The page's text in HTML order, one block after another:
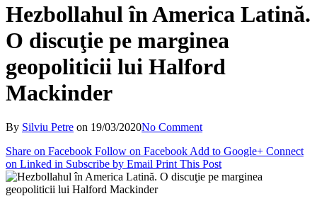
Hezbollahul în America Latină.
O discuţie pe marginea
geopoliticii lui Halford
Mackinder
By Silviu Petre on 19/03/2020No Comment
Share on Facebook Follow on Facebook Add to Google+ Connect
on Linked in Subscribe by Email Print This Post